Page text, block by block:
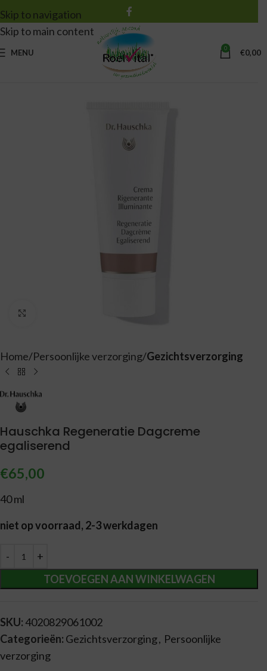
Skip to navigation
Skip to main content
MENU 0 €0,00
Home Persoonlijke verzorging Gezichtsverzorging
Hauschka Regeneratie Dagcreme
egaliserend
€65,00
40 ml
niet op voorraad, 2-3 werkdagen
TOEVOEGEN AAN WINKELWAGEN
Alternative:
SKU: 4020829061002
Categorieën: Gezichtsverzorging, Persoonlijke
verzorging